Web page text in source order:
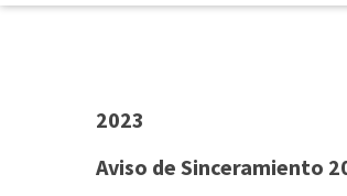
2023
Aviso de Sinceramiento